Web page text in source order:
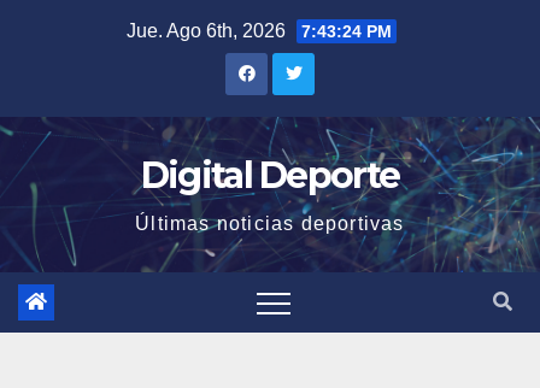
Jue. Ago 6th, 2026 7:43:24 PM
Digital Deporte
Últimas noticias deportivas